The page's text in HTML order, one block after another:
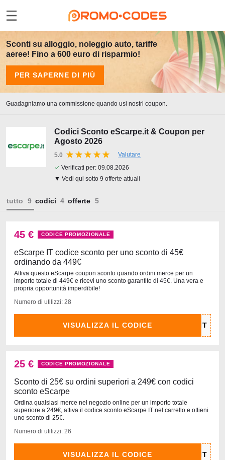
Sconti su alloggio, noleggio auto, tariffe
aeree! Fino a 600 euro di risparmio!
PER SAPERNE DI PIÙ
Guadagniamo una commissione quando usi nostri coupon.
Codici Sconto eScarpe.it & Coupon per
Agosto 2026
5.0
Valutare
✓ Verificati per: 09.08.2026
▼ Vedi qui sotto 9 offerte attuali
tutto codici offerte
45 € CODICE PROMOZIONALE
eScarpe IT codice sconto per uno sconto di 45€
ordinando da 449€
Attiva questo eScarpe coupon sconto quando ordini merce per un
importo totale di 449€ e ricevi uno sconto garantito di 45€. Una vera e
propria opportunità imperdibile!
Numero di utilizzi: 28
VISUALIZZA IL CODICE
25 € CODICE PROMOZIONALE
Sconto di 25€ su ordini superiori a 249€ con codici
sconto eScarpe
Ordina qualsiasi merce nel negozio online per un importo totale
superiore a 249€, attiva il codice sconto eScarpe IT nel carrello e ottieni
uno sconto di 25€.
Numero di utilizzi: 26
VISUALIZZA IL CODICE